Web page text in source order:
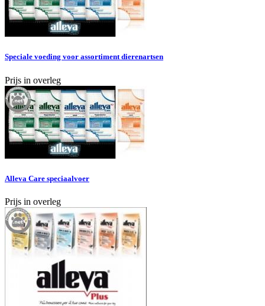
Speciale voeding voor assortiment dierenartsen
Prijs in overleg
Alleva Care speciaalvoer
Prijs in overleg